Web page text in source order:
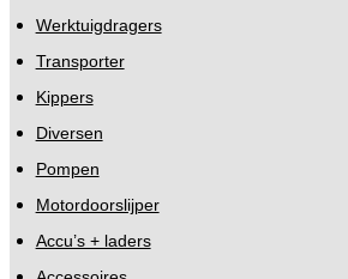
Werktuigdragers
Transporter
Kippers
Diversen
Pompen
Motordoorslijper
Accu’s + laders